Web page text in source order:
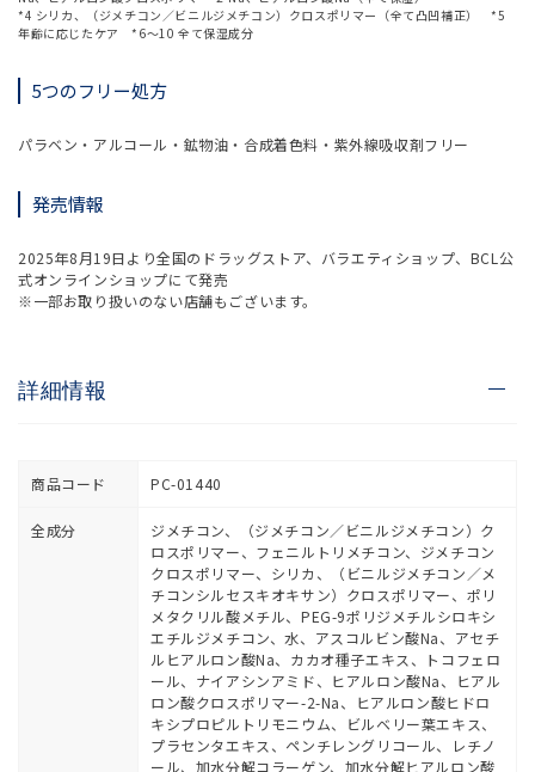
*4 シリカ、（ジメチコン／ビニルジメチコン）クロスポリマー（全て凸凹補正） *5
年齢に応じたケア *6～10 全て保湿成分
5つのフリー処方
パラベン・アルコール・鉱物油・合成着色料・紫外線吸収剤フリー
発売情報
2025年8月19日より全国のドラッグストア、バラエティショップ、BCL公
式オンラインショップにて発売
※一部お取り扱いのない店舗もございます。
詳細情報
商品コード PC-01440
全成分
ジメチコン、（ジメチコン／ビニルジメチコン）ク
ロスポリマー、フェニルトリメチコン、ジメチコン
クロスポリマー、シリカ、（ビニルジメチコン／メ
チコンシルセスキオキサン）クロスポリマー、ポリ
メタクリル酸メチル、PEG-9ポリジメチルシロキシ
エチルジメチコン、水、アスコルビン酸Na、アセチ
ルヒアルロン酸Na、カカオ種子エキス、トコフェロ
ール、ナイアシンアミド、ヒアルロン酸Na、ヒアル
ロン酸クロスポリマー-2-Na、ヒアルロン酸ヒドロ
キシプロピルトリモニウム、ビルベリー葉エキス、
プラセンタエキス、ペンチレングリコール、レチノ
ール、加水分解コラーゲン、加水分解ヒアルロン酸